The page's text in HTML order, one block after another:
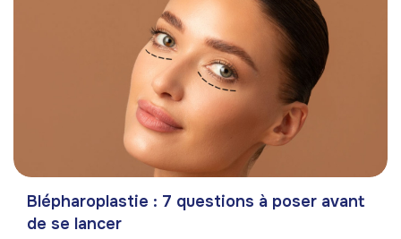
Blépharoplastie : 7 questions à poser avant
de se lancer